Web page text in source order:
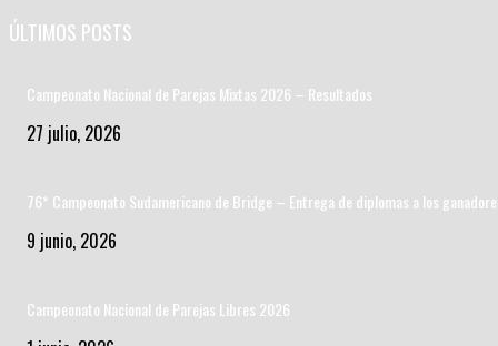
ÚLTIMOS POSTS
Campeonato Nacional de Parejas Mixtas 2026 – Resultados
27 julio, 2026
76* Campeonato Sudamericano de Bridge – Entrega de diplomas a los
9 junio, 2026
Campeonato Nacional de Parejas Libres 2026